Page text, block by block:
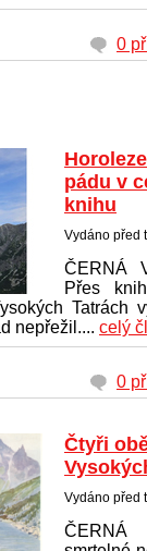
0
pádu v
knihu
Vydáno před
ČERNÁ
Přes
Tatrách
nepřežil.... celý
0
Čtyři
Vydáno před